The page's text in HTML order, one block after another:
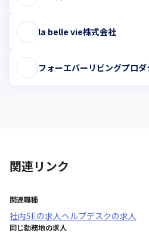
la belle vie株式会社
フォーエバーリビングプロ
関連リンク
関連職種
社内SEの求人ヘルプデスクの求人
同じ勤務地の求人